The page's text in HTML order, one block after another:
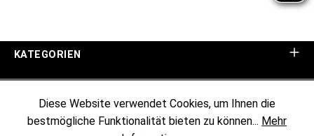
KATEGORIEN
KUNDENINFORMATIONEN
Diese Website verwendet Cookies, um Ihnen die
bestmögliche Funktionalität bieten zu können... Mehr